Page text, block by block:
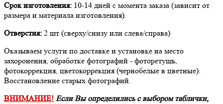
Срок изготовления: 10-14 дней с момента заказа (зависит от
размера и материала изготовления).
Отверстия: 2 шт (сверху/снизу или слева/справа)
Оказываем услуги по доставке и установке на место
захоронения, обработке фотографий - фоторетушь,
фотокоррекция, цветокоррекция (чернобелые в цветные).
Восстановление старых фотографий.
ВНИМАНИЕ! Если Вы определились с выбором таблички,